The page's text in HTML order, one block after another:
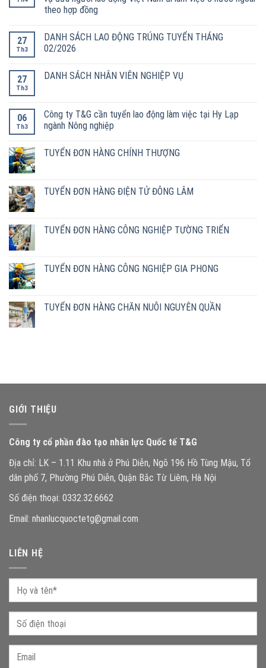
theo hợp đồng
27
Th3
DANH SÁCH LAO ĐỘNG TRÚNG TUYỂN THÁNG
02/2026
27
Th3
DANH SÁCH NHÂN VIÊN NGHIỆP VỤ
06
Th3
Công ty T&G cần tuyển lao động làm việc tại Hy Lạp
ngành Nông nghiệp
TUYỂN ĐƠN HÀNG CHÍNH THƯỢNG
TUYỂN ĐƠN HÀNG ĐIỆN TỬ ĐÔNG LÂM
TUYỂN ĐƠN HÀNG CÔNG NGHIỆP TƯỜNG TRIỂN
TUYỂN ĐƠN HÀNG CÔNG NGHIỆP GIA PHONG
TUYỂN ĐƠN HÀNG CHĂN NUÔI NGUYÊN QUẦN
GIỚI THIỆU
Công ty cổ phần đào tạo nhân lực Quốc tế T&G
Địa chỉ: LK – 1.11 Khu nhà ở Phú Diễn, Ngõ 196 Hồ Tùng Mậu, Tổ
dân phố 7, Phường Phú Diễn, Quận Bắc Từ Liêm, Hà Nội
Số điện thoại: 0332.32.6662
Email: nhanlucquoctetg@gmail.com
LIÊN HỆ